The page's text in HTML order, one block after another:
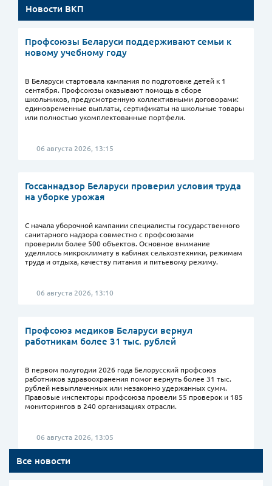
Все новости
Новости ВКП
Профсоюзы Беларуси поддерживают семьи к
новому учебному году
В Беларуси стартовала кампания по подготовке детей к 1
сентября. Профсоюзы оказывают помощь в сборе
школьников, предусмотренную коллективными договорами:
единовременные выплаты, сертификаты на школьные товары
или полностью укомплектованные портфели.
06 августа 2026, 13:15
Госсаннадзор Беларуси проверил условия труда
на уборке урожая
С начала уборочной кампании специалисты государственного
санитарного надзора совместно с профсоюзами
проверили более 500 объектов. Основное внимание
уделялось микроклимату в кабинах сельхозтехники, режимам
труда и отдыха, качеству питания и питьевому режиму.
06 августа 2026, 13:10
Профсоюз медиков Беларуси вернул
работникам более 31 тыс. рублей
В первом полугодии 2026 года Белорусский профсоюз
работников здравоохранения помог вернуть более 31 тыс.
рублей невыплаченных или незаконно удержанных сумм.
Правовые инспекторы профсоюза провели 55 проверок и 185
мониторингов в 240 организациях отрасли.
06 августа 2026, 13:05